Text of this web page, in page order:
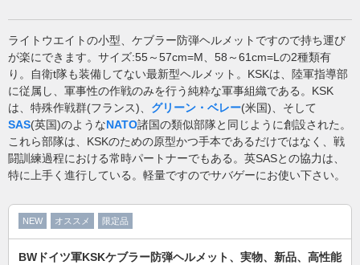
ライトウエイトの小型、ケブラー防弾ヘルメットですので持ち運び
が楽にできます。サイズ:55～57cm=M、58～61cm=Lの2種類有
り。自衛t隊も装備してない最新型ヘルメット。KSKは、陸軍指導部
に従属し、軍事性の作戦のみを行う純粋な軍事組織である。KSK
は、特殊作戦群(フランス)、 グリーン・ベレー(米国)、そして
SAS(英国)のようなNATO諸国の類似部隊と同じように創設された。
これら部隊は、KSKのための原型かつ手本であるだけではなく、戦
闘訓練過程における常時パートナーでもある。英SASとの協力は、
特に上手く進行している。軽量ですのでサバゲーにお使い下さい。
NEW オススメ 限定品
BWドイツ軍KSKケブラー防弾ヘルメット、実物、新品、高性能